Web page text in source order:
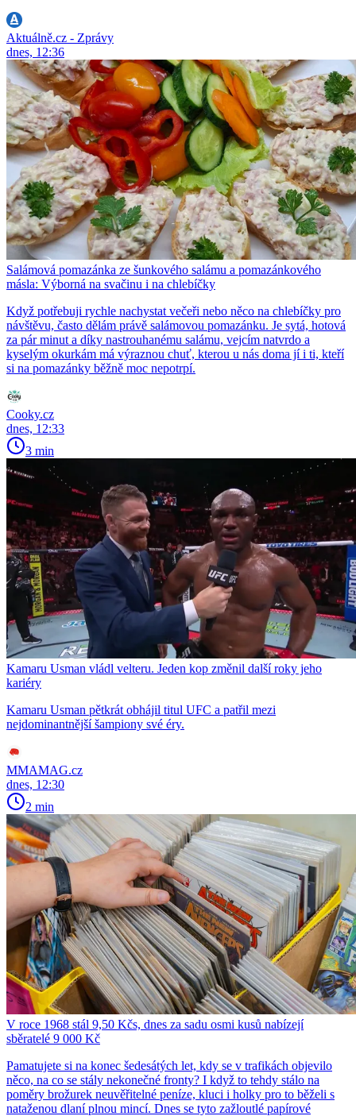
Aktuálně.cz - Zprávy
dnes, 12:36
Salámová pomazánka ze šunkového salámu a pomazánkového
másla: Výborná na svačinu i na chlebíčky
Když potřebuji rychle nachystat večeři nebo něco na chlebíčky pro
návštěvu, často dělám právě salámovou pomazánku. Je sytá, hotová
za pár minut a díky nastrouhanému salámu, vejcím natvrdo a
kyselým okurkám má výraznou chuť, kterou u nás doma jí i ti, kteří
si na pomazánky běžně moc nepotrpí.
Cooky.cz
dnes, 12:33
3 min
Kamaru Usman vládl velteru. Jeden kop změnil další roky jeho
kariéry
Kamaru Usman pětkrát obhájil titul UFC a patřil mezi
nejdominantnější šampiony své éry.
MMAMAG.cz
dnes, 12:30
2 min
V roce 1968 stál 9,50 Kčs, dnes za sadu osmi kusů nabízejí
sběratelé 9 000 Kč
Pamatujete si na konec šedesátých let, kdy se v trafikách objevilo
něco, na co se stály nekonečné fronty? I když to tehdy stálo na
poměry brožurek neuvěřitelné peníze, kluci i holky pro to běželi s
nataženou dlaní plnou mincí. Dnes se tyto zažloutlé papírové